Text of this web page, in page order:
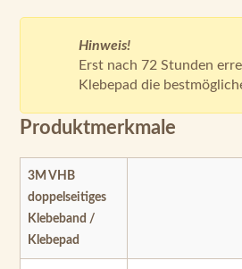
Hinweis!
Erst nach 72 Stunden
Klebepad die
Produktmerkmale
3M VHB
doppelseitiges
Klebeband /
Klebepad